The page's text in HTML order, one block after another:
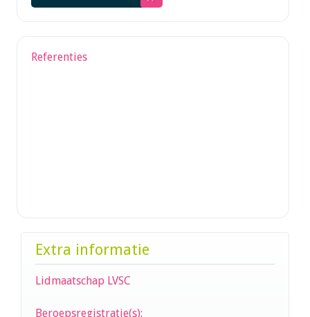
Referenties
Extra informatie
Lidmaatschap LVSC
Beroepsregistratie(s):